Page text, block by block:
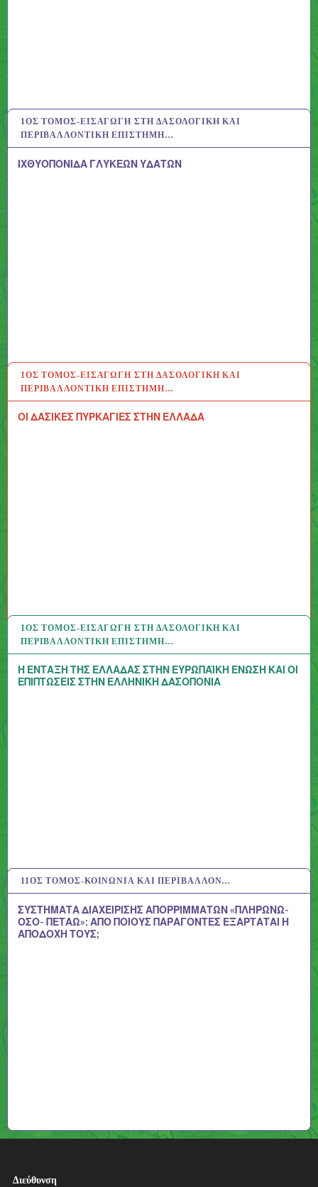
1ΟΣ ΤΌΜΟΣ-ΕΙΣΑΓΩΓΉ ΣΤΗ ΔΑΣΟΛΟΓΙΚΉ ΚΑΙ
ΠΕΡΙΒΑΛΛΟΝΤΙΚΉ ΕΠΙΣΤΉΜΗ…
ΙΧΘΥΟΠΟΝΙΔΑ ΓΛΥΚΕΩΝ ΥΔΑΤΩΝ
31 ΙΟΎΛ 2020
1ΟΣ ΤΌΜΟΣ-ΕΙΣΑΓΩΓΉ ΣΤΗ ΔΑΣΟΛΟΓΙΚΉ ΚΑΙ
ΠΕΡΙΒΑΛΛΟΝΤΙΚΉ ΕΠΙΣΤΉΜΗ…
ΟΙ ΔΑΣΙΚΕΣ ΠΥΡΚΑΓΙΕΣ ΣΤΗΝ ΕΛΛΑΔΑ
31 ΙΟΎΛ 2020
1ΟΣ ΤΌΜΟΣ-ΕΙΣΑΓΩΓΉ ΣΤΗ ΔΑΣΟΛΟΓΙΚΉ ΚΑΙ
ΠΕΡΙΒΑΛΛΟΝΤΙΚΉ ΕΠΙΣΤΉΜΗ…
Η ΕΝΤΑΞΗ ΤΗΣ ΕΛΛΑΔΑΣ ΣΤΗΝ ΕΥΡΩΠΑΪΚΗ ΕΝΩΣΗ ΚΑΙ ΟΙ
ΕΠΙΠΤΩΣΕΙΣ ΣΤΗΝ ΕΛΛΗΝΙΚΗ ΔΑΣΟΠΟΝΙΑ
14 ΙΟΎΛ 2020
11ΟΣ ΤΌΜΟΣ-ΚΟΙΝΩΝΊΑ ΚΑΙ ΠΕΡΙΒΆΛΛΟΝ…
ΣΥΣΤΗΜΑΤΑ ΔΙΑΧΕΙΡΙΣΗΣ ΑΠΟΡΡΙΜΜΑΤΩΝ «ΠΛΗΡΩΝΩ-
ΟΣΟ- ΠΕΤΑΩ»: ΑΠΟ ΠΟΙΟΥΣ ΠΑΡΑΓΟΝΤΕΣ ΕΞΑΡΤΑΤΑΙ Η
ΑΠΟΔΟΧΗ ΤΟΥΣ;
10 ΙΟΎΛ 2020
Διεύθυνση